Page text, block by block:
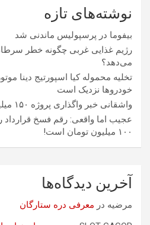
نوشته‌های تازه
بیفوما در پرسپولیس ماندنی شد
رژیم غذایی غربی چگونه خطر
می‌دهد؟
تخلیه محموله کیا اسپورتیج دینا
خودروها نزدیک است
واشقانی خبر واگذاری پروژه ۱۵۰ میلیاردی به او را تکذیب کرد
عجیب اما واقعی: رقم فسخ قرارداد
۱۰۰ میلیون تومان است!
آخرین دیدگاه‌ها
مرضیه در معرفی دره ستارگان